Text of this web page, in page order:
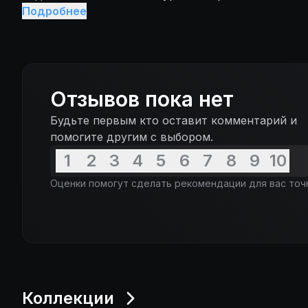
невольно становится центром притяжения и
Подробнее
Отзывов пока нет
Будьте первым кто оставит комментарий и
помогите другим с выбором.
1 2 3 4 5 6 7 8 9 10
Оценки помогут сделать рекомендации для вас
Коллекции